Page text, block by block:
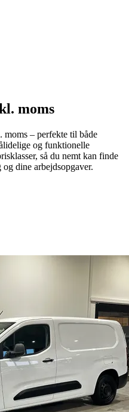
moms
moms – perfekte til både
og funktionelle
så du nemt kan finde
dine arbejdsopgaver.